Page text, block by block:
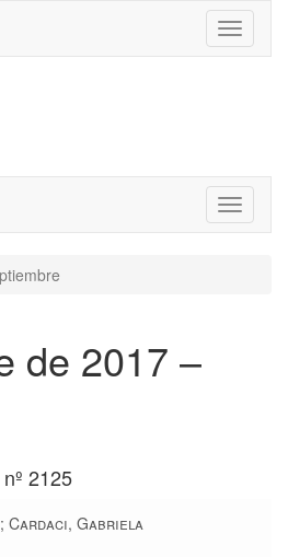
Toggle
de 2017 –
2125
; Cardaci, Gabriela